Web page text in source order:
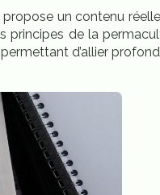
un contenu
de la
d’allier